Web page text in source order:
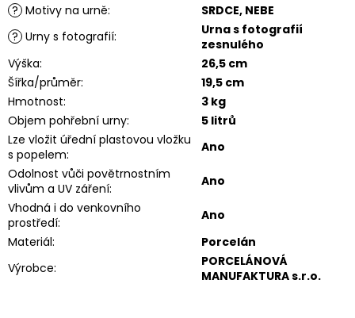
? Motivy na urně:
SRDCE, NEBE
? Urny s fotografií:
Urna s fotografií
zesnulého
Výška:
26,5 cm
Šířka/průměr:
19,5 cm
Hmotnost:
3 kg
Objem pohřební urny:
5 litrů
Lze vložit úřední plastovou vložku
s popelem:
Ano
Odolnost vůči povětrnostním
vlivům a UV záření:
Ano
Vhodná i do venkovního
prostředí:
Ano
Materiál:
Porcelán
Výrobce:
PORCELÁNOVÁ
MANUFAKTURA s.r.o.